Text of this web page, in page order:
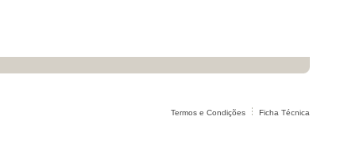
Termos e Condições Ficha Técnica